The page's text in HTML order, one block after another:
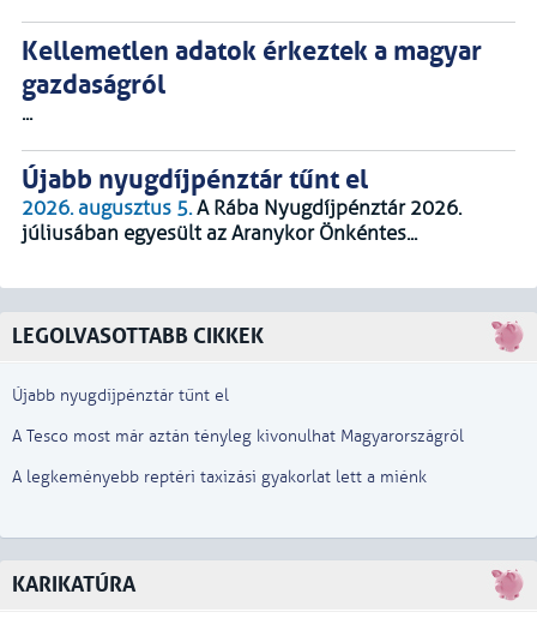
Kellemetlen adatok érkeztek a magyar
gazdaságról
...
Újabb nyugdíjpénztár tűnt el
2026. augusztus 5.A Rába Nyugdíjpénztár 2026.
júliusában egyesült az Aranykor Önkéntes...
LEGOLVASOTTABB CIKKEK
Újabb nyugdíjpénztár tűnt el
A Tesco most már aztán tényleg kivonulhat Magyarországról
A legkeményebb reptéri taxizási gyakorlat lett a miénk
KARIKATÚRA